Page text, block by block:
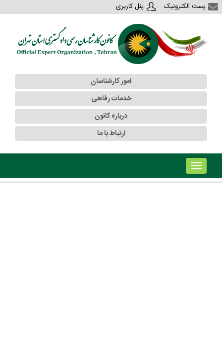
پست الکترونیک پنل کاربری
امور کارشناسان
خدمات رفاهی
درباره کانون
ارتباط با ما
!!!b۱!!!